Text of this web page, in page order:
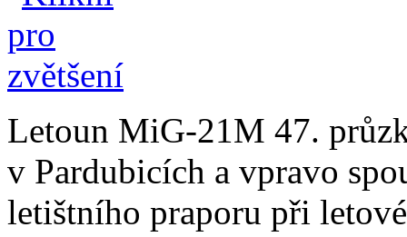
Letoun MiG-21M 47.
v Pardubicích a vpravo
letištního praporu při